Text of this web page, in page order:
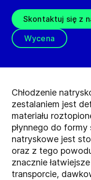
Skontaktuj się z
Wycena
Chłodzenie
zestalaniem jest
materiału
płynnego do formy
natryskowe jest
oraz z tego
znacznie
transporcie,